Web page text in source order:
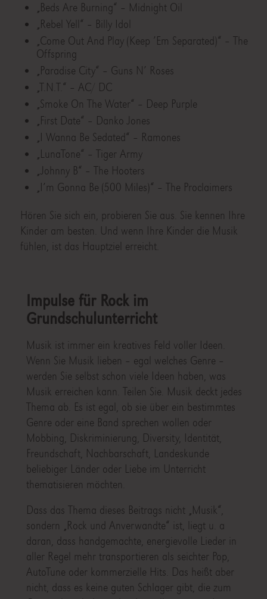
„Beds Are Burning“ – Midnight Oil
„Rebel Yell“ – Billy Idol
„Come Out And Play (Keep ’Em Separated)“ – The
Offspring
„Paradise City“ – Guns N’ Roses
„T.N.T.“ – AC/ DC
„Smoke On The Water“ – Deep Purple
„First Date“ – Danko Jones
„I Wanna Be Sedated“ – Ramones
„LunaTone“ – Tiger Army
„Johnny B“ – The Hooters
„I’m Gonna Be (500 Miles)“ – The Proclaimers
Hören Sie sich ein, probieren Sie aus. Sie kennen Ihre
Kinder am besten. Und wenn Ihre Kinder die Musik
fühlen, ist das Hauptziel erreicht.
Impulse für Rock im
Grundschulunterricht
Musik ist immer ein kreatives Feld voller Ideen.
Wenn Sie Musik lieben – egal welches Genre –
werden Sie selbst schon viele Ideen haben, was
Musik erreichen kann. Teilen Sie. Musik deckt jedes
Thema ab. Es ist egal, ob sie über ein bestimmtes
Genre oder eine Band sprechen wollen oder
Mobbing, Diskriminierung, Diversity, Identität,
Freundschaft, Nachbarschaft, Landeskunde
beliebiger Länder oder Liebe im Unterricht
thematisieren möchten.
Dass das Thema dieses Beitrags nicht „Musik“,
sondern „Rock und Anverwandte“ ist, liegt u. a
daran, dass handgemachte, energievolle Lieder in
aller Regel mehr transportieren als seichter Pop,
AutoTune oder kommerzielle Hits. Das heißt aber
nicht, dass es keine guten Schlager gibt, die zum